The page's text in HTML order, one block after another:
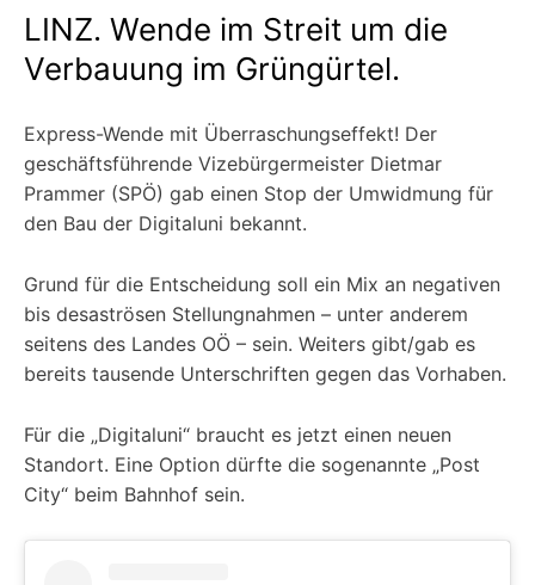
LINZ. Wende im Streit um die
Verbauung im Grüngürtel.
Express-Wende mit Überraschungseffekt! Der
geschäftsführende Vizebürgermeister Dietmar
Prammer (SPÖ) gab einen Stop der Umwidmung für
den Bau der Digitaluni bekannt.
Grund für die Entscheidung soll ein Mix an negativen
bis desaströsen Stellungnahmen – unter anderem
seitens des Landes OÖ – sein. Weiters gibt/gab es
bereits tausende Unterschriften gegen das Vorhaben.
Für die „Digitaluni“ braucht es jetzt einen neuen
Standort. Eine Option dürfte die sogenannte „Post
City“ beim Bahnhof sein.